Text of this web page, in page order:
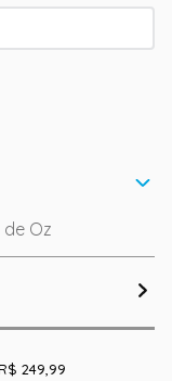
Oz
249,99